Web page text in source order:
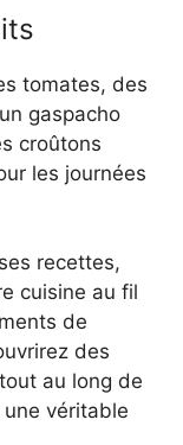
tomates, des
gaspacho
croûtons
les journées
recettes,
cuisine au fil
de
des
au long de
une véritable